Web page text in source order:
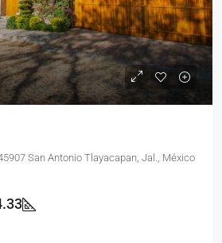
San Antonio Tlayacapan, Jal., México